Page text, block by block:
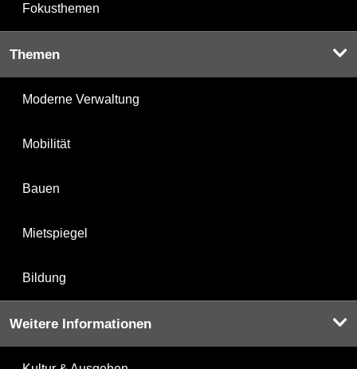
Fokusthemen
Themen
Moderne Verwaltung
Mobilität
Bauen
Mietspiegel
Bildung
Weitere Informationen